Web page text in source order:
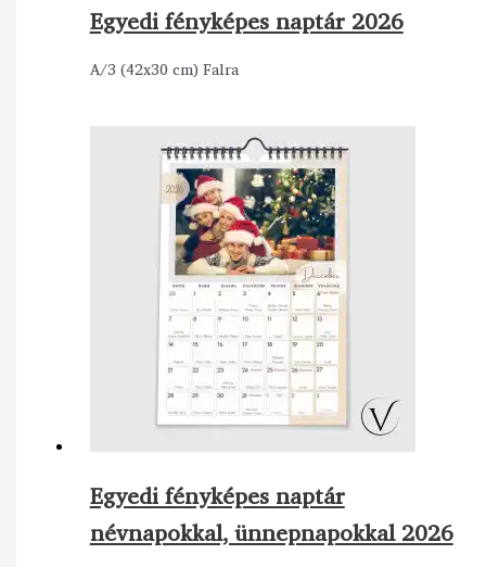
Egyedi fényképes naptár 2026
A/3 (42x30 cm) Falra
Egyedi fényképes naptár
névnapokkal, ünnepnapokkal 2026